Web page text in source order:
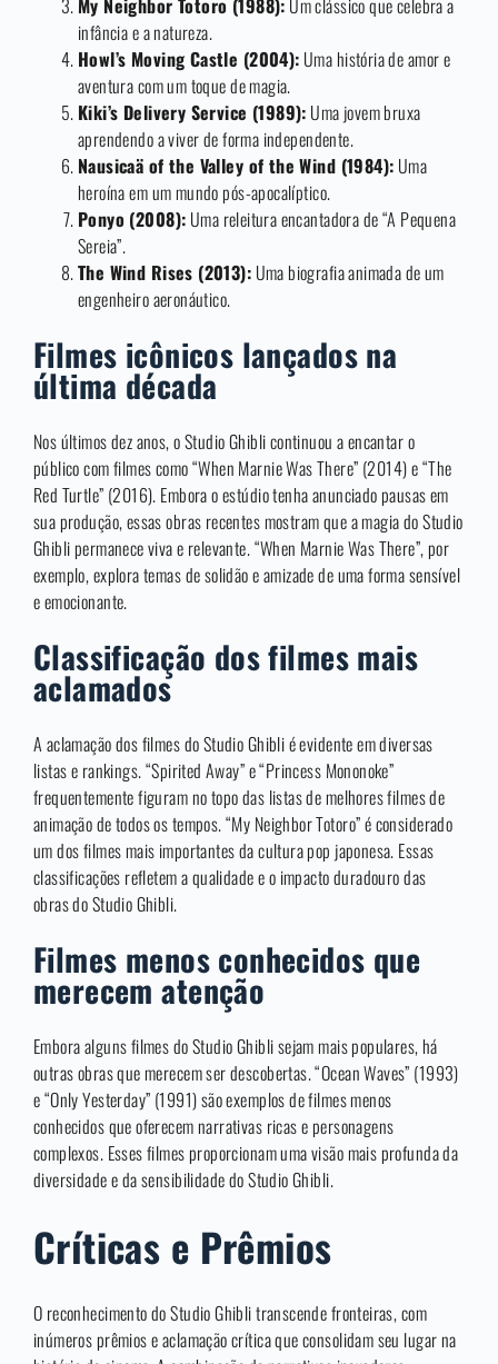
infância e a natureza.
Howl’s Moving Castle (2004): Uma história de amor e
aventura com um toque de magia.
Kiki’s Delivery Service (1989): Uma jovem bruxa
aprendendo a viver de forma independente.
Nausicaä of the Valley of the Wind (1984): Uma
heroína em um mundo pós-apocalíptico.
Ponyo (2008): Uma releitura encantadora de “A Pequena
Sereia”.
The Wind Rises (2013): Uma biografia animada de um
engenheiro aeronáutico.
Filmes icônicos lançados na
última década
Nos últimos dez anos, o Studio Ghibli continuou a encantar o
público com filmes como “When Marnie Was There” (2014) e “The
Red Turtle” (2016). Embora o estúdio tenha anunciado pausas em
sua produção, essas obras recentes mostram que a magia do Studio
Ghibli permanece viva e relevante. “When Marnie Was There”, por
exemplo, explora temas de solidão e amizade de uma forma sensível
e emocionante.
Classificação dos filmes mais
aclamados
A aclamação dos filmes do Studio Ghibli é evidente em diversas
listas e rankings. “Spirited Away” e “Princess Mononoke”
frequentemente figuram no topo das listas de melhores filmes de
animação de todos os tempos. “My Neighbor Totoro” é considerado
um dos filmes mais importantes da cultura pop japonesa. Essas
classificações refletem a qualidade e o impacto duradouro das
obras do Studio Ghibli.
Filmes menos conhecidos que
merecem atenção
Embora alguns filmes do Studio Ghibli sejam mais populares, há
outras obras que merecem ser descobertas. “Ocean Waves” (1993)
e “Only Yesterday” (1991) são exemplos de filmes menos
conhecidos que oferecem narrativas ricas e personagens
complexos. Esses filmes proporcionam uma visão mais profunda da
diversidade e da sensibilidade do Studio Ghibli.
Críticas e Prêmios
O reconhecimento do Studio Ghibli transcende fronteiras, com
inúmeros prêmios e aclamação crítica que consolidam seu lugar na